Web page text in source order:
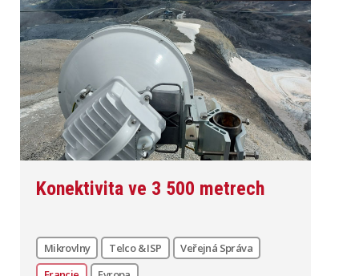
Konektivita ve 3 500 metrech
Mikrovlny Telco & ISP
Veřejná Správa